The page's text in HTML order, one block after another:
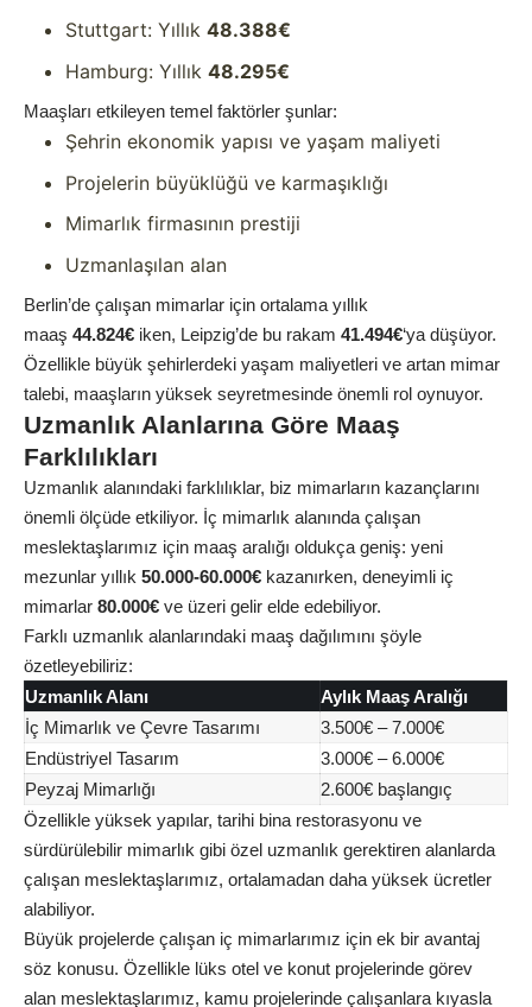
Stuttgart: Yıllık 48.388€
Hamburg: Yıllık 48.295€
Maaşları etkileyen temel faktörler şunlar:
Şehrin ekonomik yapısı ve yaşam maliyeti
Projelerin büyüklüğü ve karmaşıklığı
Mimarlık firmasının prestiji
Uzmanlaşılan alan
Berlin’de çalışan mimarlar için ortalama yıllık
maaş 44.824€ iken, Leipzig’de bu rakam 41.494€‘ya düşüyor.
Özellikle büyük şehirlerdeki yaşam maliyetleri ve artan mimar
talebi, maaşların yüksek seyretmesinde önemli rol oynuyor.
Uzmanlık Alanlarına Göre Maaş
Farklılıkları
Uzmanlık alanındaki farklılıklar, biz mimarların kazançlarını
önemli ölçüde etkiliyor. İç mimarlık alanında çalışan
meslektaşlarımız için maaş aralığı oldukça geniş: yeni
mezunlar yıllık 50.000-60.000€ kazanırken, deneyimli iç
mimarlar 80.000€ ve üzeri gelir elde edebiliyor.
Farklı uzmanlık alanlarındaki maaş dağılımını şöyle
özetleyebiliriz:
Uzmanlık Alanı
Aylık Maaş Aralığı
İç Mimarlık ve Çevre Tasarımı
3.500€ – 7.000€
Endüstriyel Tasarım
3.000€ – 6.000€
Peyzaj Mimarlığı
2.600€ başlangıç
Özellikle yüksek yapılar, tarihi bina restorasyonu ve
sürdürülebilir mimarlık gibi özel uzmanlık gerektiren alanlarda
çalışan meslektaşlarımız, ortalamadan daha yüksek ücretler
alabiliyor.
Büyük projelerde çalışan iç mimarlarımız için ek bir avantaj
söz konusu. Özellikle lüks otel ve konut projelerinde görev
alan meslektaşlarımız, kamu projelerinde çalışanlara kıyasla